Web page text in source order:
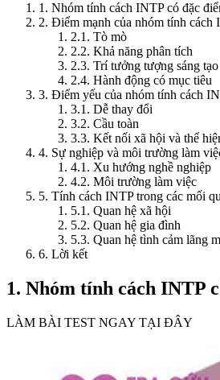
1. Nhóm tính cách INTP có đặc
2. Điểm mạnh của nhóm tính cách
2.1. Tò mò
2.2. Khả năng phân tích
2.3. Trí tưởng tượng sáng tạo
2.4. Hành động có mục tiêu
3. Điểm yếu của nhóm tính cách
3.1. Dễ thay đổi
3.2. Cầu toàn
3.3. Kết nối xã hội và thể
4. Sự nghiệp và môi trường làm
4.1. Xu hướng nghề nghiệp
4.2. Môi trường làm việc
5. Tính cách INTP trong các mối
5.1. Quan hệ xã hội
5.2. Quan hệ gia đình
5.3. Quan hệ tình cảm lãng
6. Lời kết
1. Nhóm tính cách INTP
LÀM BÀI TEST NGAY TẠI ĐÂY